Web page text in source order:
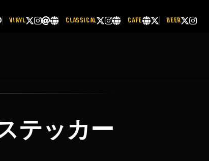
VINYL CLASSICAL CAFE BEER
テッカー